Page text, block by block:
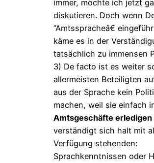
immer, möchte ich jetzt
diskutieren. Doch wenn
”Amtsspracheâ€
käme es in der
tatsächlich zu immensen
3) De facto ist es weiter
allermeisten Beteiligten
aus der Sprache kein
machen, weil sie einfach
Amtsgeschäfte erledigen
verständigt sich halt mit
Verfügung stehenden:
Sprachkenntnissen oder